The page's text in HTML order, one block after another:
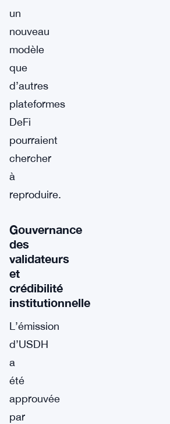
un
nouveau
modèle
que
d’autres
plateformes
DeFi
pourraient
chercher
à
reproduire.
Gouvernance
des
validateurs
et
crédibilité
institutionnelle
L’émission
d’USDH
a
été
approuvée
par